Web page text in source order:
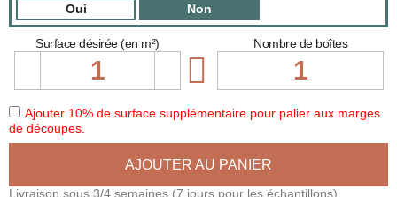
Oui Non
Surface désirée (en m²) Nombre de boîtes

Ajouter 10% de surface supplémentaire pour palier aux marges
de découpes.
AJOUTER AU PANIER
Livraison sous 3/4 semaines (7 jours pour les échantillons)